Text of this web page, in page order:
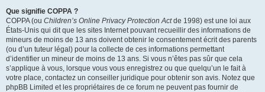
Que signifie COPPA ?
COPPA (ou Children’s Online Privacy Protection Actde 1998) est une loi aux
États-Unis qui dit que les sites Internet pouvant recueillir des informations de
mineurs de moins de 13 ans doivent obtenir le consentement écrit des parents
(ou d’un tuteur légal) pour la collecte de ces informations permettant
d’identifier un mineur de moins de 13 ans. Si vous n’êtes pas sûr que cela
s’applique à vous, lorsque vous vous enregistrez ou que quelqu’un le fait à
votre place, contactez un conseiller juridique pour obtenir son avis. Notez que
phpBB Limited et les propriétaires de ce forum ne peuvent pas fournir de